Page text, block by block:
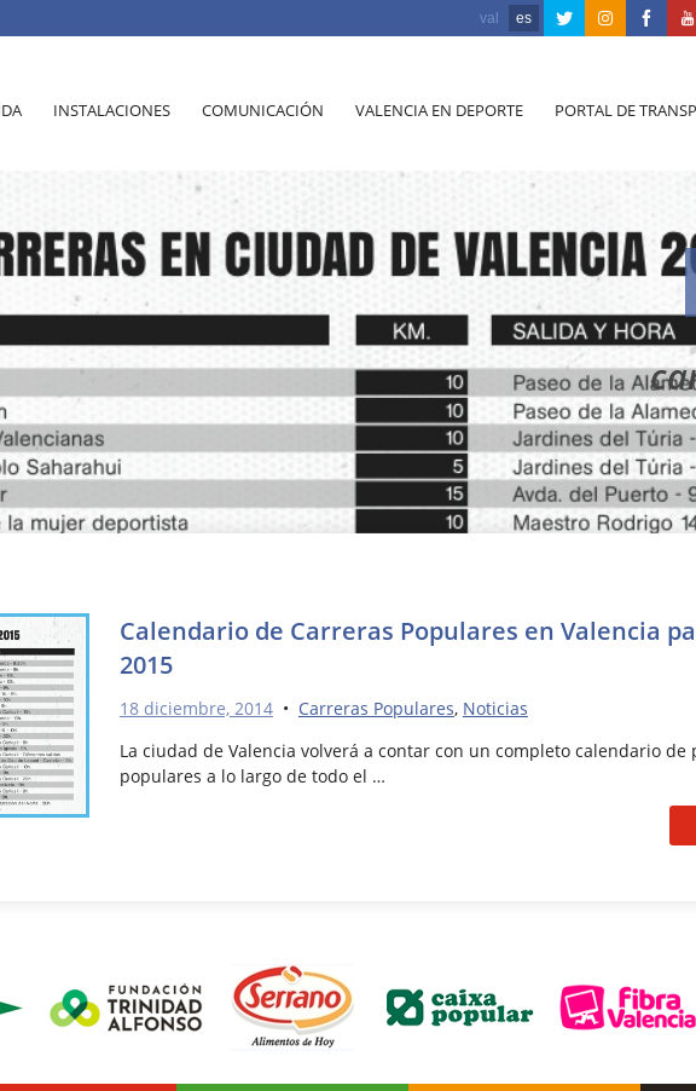
val es
INSTALACIONES COMUNICACIÓN VALENCIA EN DEPORTE PORTAL DE
Calendario de Carreras Populares en Valencia
2015
18 diciembre, 2014• Carreras Populares, Noticias
La ciudad de Valencia volverá a contar con un completo calendario de
populares a lo largo de todo el …